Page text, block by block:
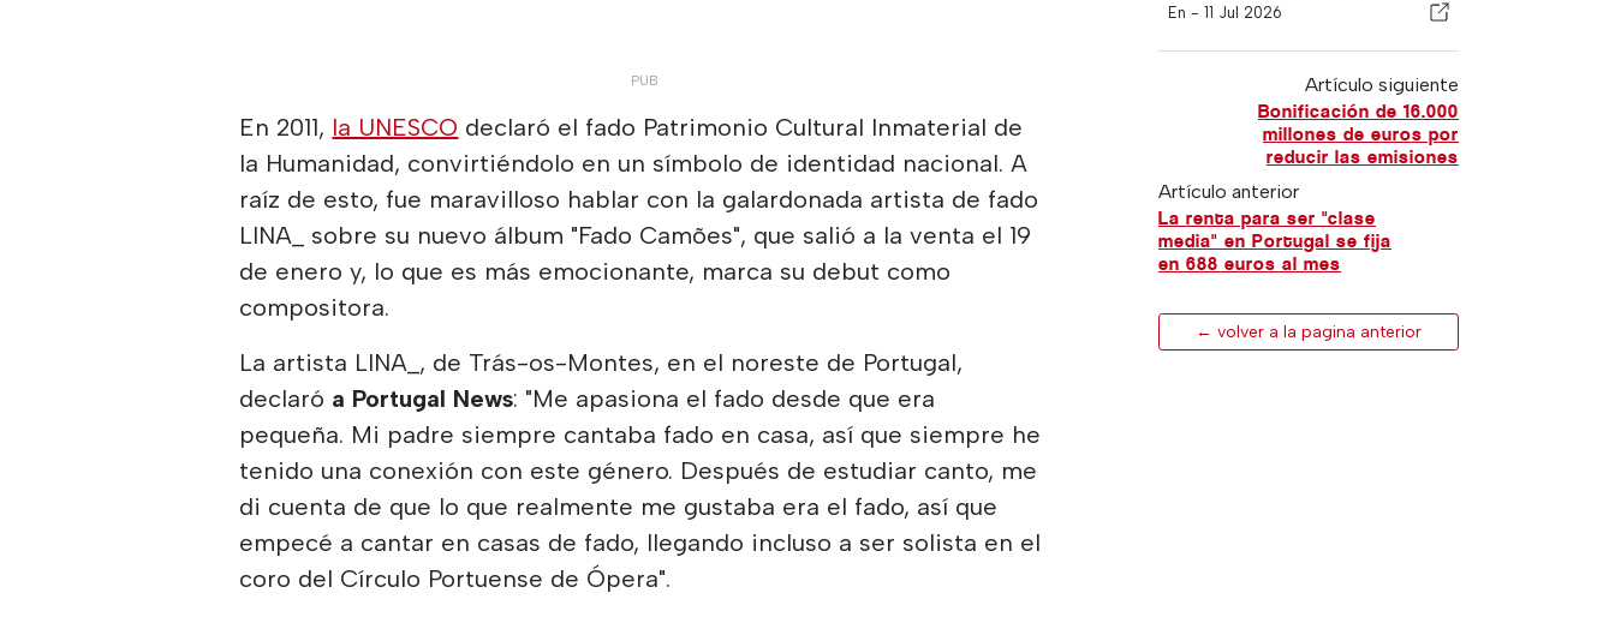
En 2011, la UNESCO declaró el fado Patrimonio Cultural Inmaterial de
la Humanidad, convirtiéndolo en un símbolo de identidad nacional. A
raíz de esto, fue maravilloso hablar con la galardonada artista de fado
LINA_ sobre su nuevo álbum "Fado Camões", que salió a la venta el 19
de enero y, lo que es más emocionante, marca su debut como
compositora.
La artista LINA_, de Trás-os-Montes, en el noreste de Portugal,
declaró a Portugal News: "Me apasiona el fado desde que era
pequeña. Mi padre siempre cantaba fado en casa, así que siempre he
tenido una conexión con este género. Después de estudiar canto, me
di cuenta de que lo que realmente me gustaba era el fado, así que
empecé a cantar en casas de fado, llegando incluso a ser solista en el
coro del Círculo Portuense de Ópera".
En - 11 Jul 2026
Artículo siguiente
Bonificación de 16.000
millones de euros por
reducir las emisiones
Artículo anterior
La renta para ser "clase
media" en Portugal se fija
en 688 euros al mes
← volver a la pagina anterior